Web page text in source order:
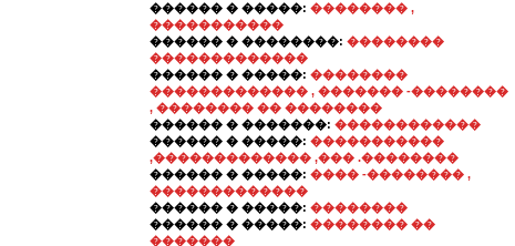
������ � �����: �������� ,
�����������
������ � ��������: ��������
�������������
������ � �����: ��������
������������� , ������� -��������
, �������� �� ��������
������ � �������: ������������
������ � �����: �����������
,������������� ,��� .��������
������ � �����: ���� -�������� ,
�������������
������ � �����: ��������
������ � �����: �������� ��
�������